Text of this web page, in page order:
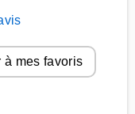
à mes favoris